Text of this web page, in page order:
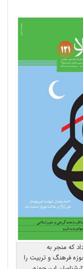
رخ داد که منجر به
فرهنگ و تربیت را